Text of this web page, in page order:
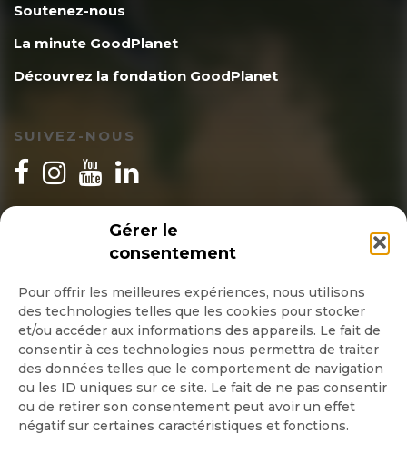
Gérer le
consentement
Pour offrir les meilleures expériences, nous utilisons
des technologies telles que les cookies pour stocker
et/ou accéder aux informations des appareils. Le fait de
consentir à ces technologies nous permettra de traiter
des données telles que le comportement de navigation
ou les ID uniques sur ce site. Le fait de ne pas consentir
ou de retirer son consentement peut avoir un effet
négatif sur certaines caractéristiques et fonctions.
Soutenez-nous
La minute GoodPlanet
Découvrez la fondation GoodPlanet
SUIVEZ-NOUS
INSCRIPTION NEWSLETTER
Quotidienne
Hebdo
OK